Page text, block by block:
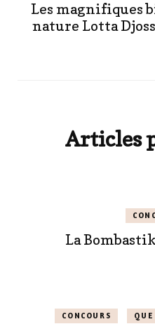
Les magnifiques
nature Lotta
Articles
La
CONCOURS